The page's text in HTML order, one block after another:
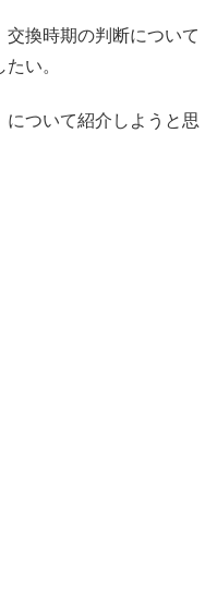
交換時期の判断について
い。
について紹介しようと思